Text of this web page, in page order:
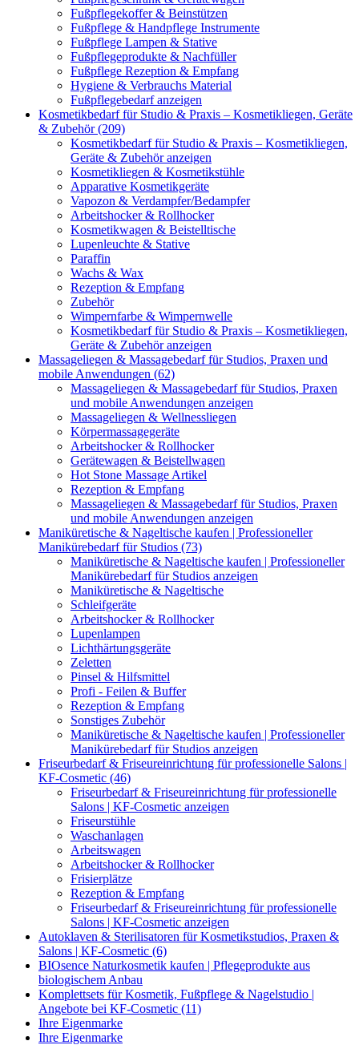
Fußpflegekoffer & Beinstützen
Fußpflege & Handpflege Instrumente
Fußpflege Lampen & Stative
Fußpflegeprodukte & Nachfüller
Fußpflege Rezeption & Empfang
Hygiene & Verbrauchs Material
Fußpflegebedarf anzeigen
Kosmetikbedarf für Studio & Praxis – Kosmetikliegen, Geräte
& Zubehör (209)
Kosmetikbedarf für Studio & Praxis – Kosmetikliegen,
Geräte & Zubehör anzeigen
Kosmetikliegen & Kosmetikstühle
Apparative Kosmetikgeräte
Vapozon & Verdampfer/Bedampfer
Arbeitshocker & Rollhocker
Kosmetikwagen & Beistelltische
Lupenleuchte & Stative
Paraffin
Wachs & Wax
Rezeption & Empfang
Zubehör
Wimpernfarbe & Wimpernwelle
Kosmetikbedarf für Studio & Praxis – Kosmetikliegen,
Geräte & Zubehör anzeigen
Massageliegen & Massagebedarf für Studios, Praxen und
mobile Anwendungen (62)
Massageliegen & Massagebedarf für Studios, Praxen
und mobile Anwendungen anzeigen
Massageliegen & Wellnessliegen
Körpermassagegeräte
Arbeitshocker & Rollhocker
Gerätewagen & Beistellwagen
Hot Stone Massage Artikel
Rezeption & Empfang
Massageliegen & Massagebedarf für Studios, Praxen
und mobile Anwendungen anzeigen
Maniküretische & Nageltische kaufen | Professioneller
Manikürebedarf für Studios (73)
Maniküretische & Nageltische kaufen | Professioneller
Manikürebedarf für Studios anzeigen
Maniküretische & Nageltische
Schleifgeräte
Arbeitshocker & Rollhocker
Lupenlampen
Lichthärtungsgeräte
Zeletten
Pinsel & Hilfsmittel
Profi - Feilen & Buffer
Rezeption & Empfang
Sonstiges Zubehör
Maniküretische & Nageltische kaufen | Professioneller
Manikürebedarf für Studios anzeigen
Friseurbedarf & Friseureinrichtung für professionelle Salons |
KF-Cosmetic (46)
Friseurbedarf & Friseureinrichtung für professionelle
Salons | KF-Cosmetic anzeigen
Friseurstühle
Waschanlagen
Arbeitswagen
Arbeitshocker & Rollhocker
Frisierplätze
Rezeption & Empfang
Friseurbedarf & Friseureinrichtung für professionelle
Salons | KF-Cosmetic anzeigen
Autoklaven & Sterilisatoren für Kosmetikstudios, Praxen &
Salons | KF-Cosmetic (6)
BIOsence Naturkosmetik kaufen | Pflegeprodukte aus
biologischem Anbau
Komplettsets für Kosmetik, Fußpflege & Nagelstudio |
Angebote bei KF-Cosmetic (11)
Ihre Eigenmarke
Ihre Eigenmarke